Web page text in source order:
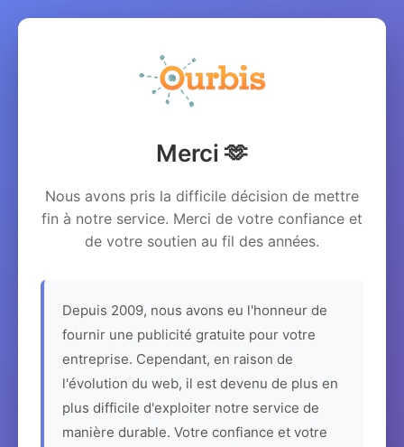
Merci 🫶
Nous avons pris la difficile décision de mettre
fin à notre service. Merci de votre confiance et
de votre soutien au fil des années.
Depuis 2009, nous avons eu l'honneur de
fournir une publicité gratuite pour votre
entreprise. Cependant, en raison de
l'évolution du web, il est devenu de plus en
plus difficile d'exploiter notre service de
manière durable. Votre confiance et votre